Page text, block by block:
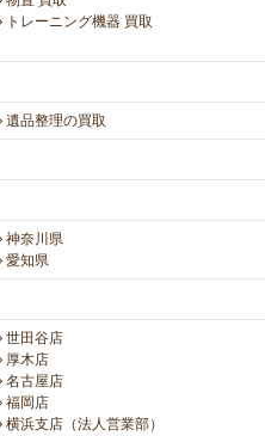
トレーニング機器 買取
遺品整理の買取
神奈川県
愛知県
世田谷店
厚木店
名古屋店
福岡店
横浜支店（法人営業部）